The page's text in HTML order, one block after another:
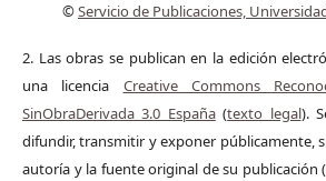
©Servicio de Publicaciones,
2. Las obras se publican en la edición
una licencia Creative Commons
SinObraDerivada 3.0 España(texto legal).
difundir, transmitir y exponer públicamente,
autoría y la fuente original de su publicación